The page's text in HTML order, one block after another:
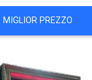
MIGLIOR PREZZO